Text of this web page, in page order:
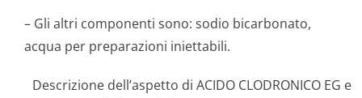
– Gli altri componenti sono: sodio bicarbonato,
acqua per preparazioni iniettabili.
Descrizione dell’aspetto di ACIDO CLODRONICO EG e